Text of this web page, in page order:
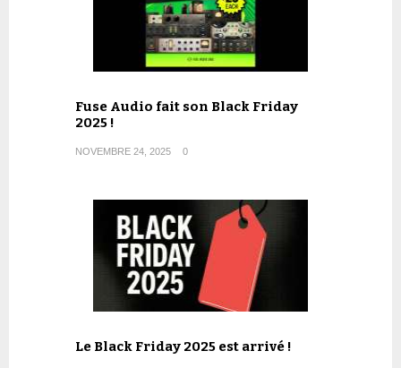
Fuse Audio fait son Black Friday
2025 !
NOVEMBRE 24, 2025 0
Le Black Friday 2025 est arrivé !